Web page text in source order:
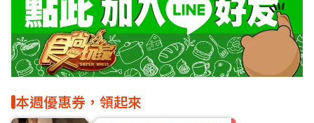
本週優惠券，領起來